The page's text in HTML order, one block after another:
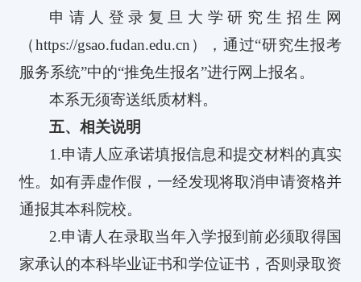
申请人登录复旦大学研究生招生网
（https://gsao.fudan.edu.cn ） ， 通过“研究生报考
服务系统”中的“推免生报名”进行网上报名。
本系无须寄送纸质材料。
五、相关说明
1.申请人应承诺填报信息和提交材料的真实
性。如有弄虚作假，一经发现将取消申请资格并
通报其本科院校。
2.申请人在录取当年入学报到前必须取得国
家承认的本科毕业证书和学位证书，否则录取资